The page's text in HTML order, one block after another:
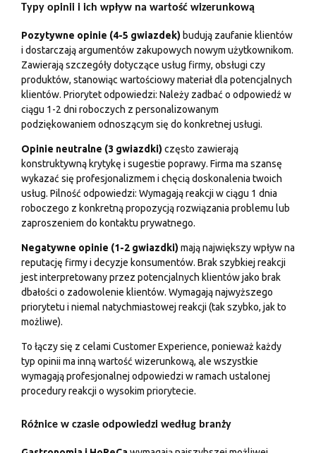
Typy opinii i ich wpływ na wartość wizerunkową
Pozytywne opinie (4-5 gwiazdek) budują zaufanie klientów
i dostarczają argumentów zakupowych nowym użytkownikom.
Zawierają szczegóły dotyczące usług firmy, obsługi czy
produktów, stanowiąc wartościowy materiał dla potencjalnych
klientów. Priorytet odpowiedzi: Należy zadbać o odpowiedź w
ciągu 1-2 dni roboczych z personalizowanym
podziękowaniem odnoszącym się do konkretnej usługi.
Opinie neutralne (3 gwiazdki)często zawierają
konstruktywną krytykę i sugestie poprawy. Firma ma szansę
wykazać się profesjonalizmem i chęcią doskonalenia twoich
usług. Pilność odpowiedzi: Wymagają reakcji w ciągu 1 dnia
roboczego z konkretną propozycją rozwiązania problemu lub
zaproszeniem do kontaktu prywatnego.
Negatywne opinie (1-2 gwiazdki)mają największy wpływ na
reputację firmy i decyzje konsumentów. Brak szybkiej reakcji
jest interpretowany przez potencjalnych klientów jako brak
dbałości o zadowolenie klientów. Wymagają najwyższego
priorytetu i niemal natychmiastowej reakcji (tak szybko, jak to
możliwe).
To łączy się z celami Customer Experience, ponieważ każdy
typ opinii ma inną wartość wizerunkową, ale wszystkie
wymagają profesjonalnej odpowiedzi w ramach ustalonej
procedury reakcji o wysokim priorytecie.
Różnice w czasie odpowiedzi według branży